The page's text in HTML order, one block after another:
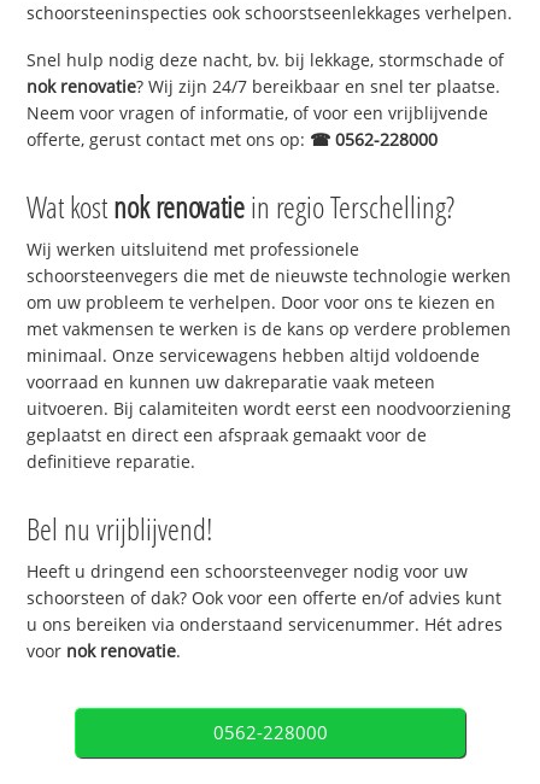
schoorsteeninspecties ook schoorstseenlekkages verhelpen.
Snel hulp nodig deze nacht, bv. bij lekkage, stormschade of
nok renovatie? Wij zijn 24/7 bereikbaar en snel ter plaatse.
Neem voor vragen of informatie, of voor een vrijblijvende
offerte, gerust contact met ons op: ☎ 0562-228000
Wat kostnok renovatiein regio Terschelling?
Wij werken uitsluitend met professionele
schoorsteenvegers die met de nieuwste technologie werken
om uw probleem te verhelpen. Door voor ons te kiezen en
met vakmensen te werken is de kans op verdere problemen
minimaal. Onze servicewagens hebben altijd voldoende
voorraad en kunnen uw dakreparatie vaak meteen
uitvoeren. Bij calamiteiten wordt eerst een noodvoorziening
geplaatst en direct een afspraak gemaakt voor de
definitieve reparatie.
Bel nu vrijblijvend!
Heeft u dringend een schoorsteenveger nodig voor uw
schoorsteen of dak? Ook voor een offerte en/of advies kunt
u ons bereiken via onderstaand servicenummer. Hét adres
voor nok renovatie.
0562-228000